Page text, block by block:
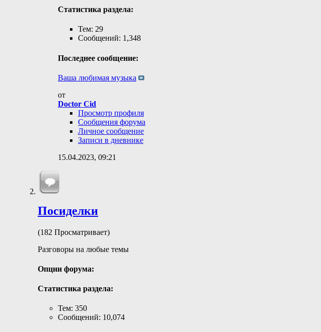
Статистика раздела:
Тем: 29
Сообщений: 1,348
Последнее сообщение:
Ваша любимая музыка
от
Doctor Cid
Просмотр профиля
Сообщения форума
Личное сообщение
Записи в дневнике
15.04.2023, 09:21
Посиделки
(182 Просматривает)
Разговоры на любые темы
Опции форума:
Статистика раздела:
Тем: 350
Сообщений: 10,074